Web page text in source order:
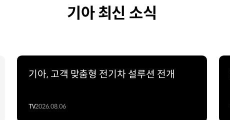
기아 최신 소식
기아, 고객 맞춤형 전기차 설루션 전개
TV2026.08.06